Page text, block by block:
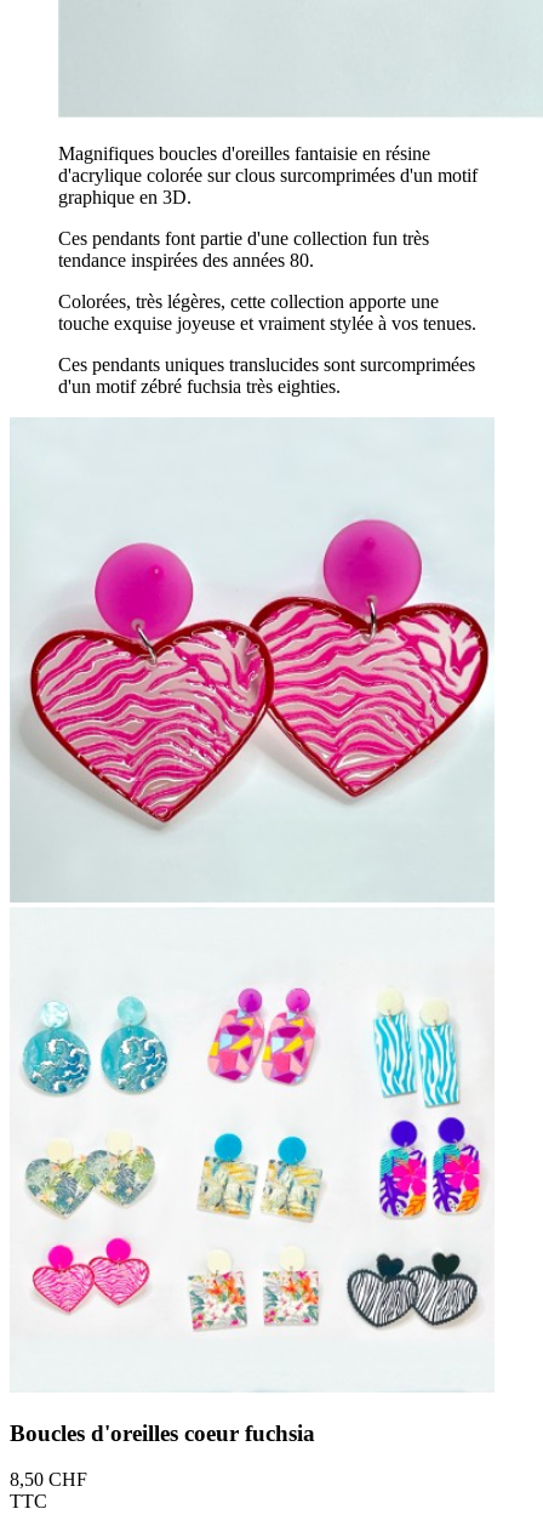
Magnifiques boucles d'oreilles fantaisie en résine
d'acrylique colorée sur clous surcomprimées d'un motif
graphique en 3D.
Ces pendants font partie d'une collection fun très
tendance inspirées des années 80.
Colorées, très légères, cette collection apporte une
touche exquise joyeuse et vraiment stylée à vos tenues.
Ces pendants uniques translucides sont surcomprimées
d'un motif zébré fuchsia très eighties.
Boucles d'oreilles coeur fuchsia
8,50 CHF
TTC